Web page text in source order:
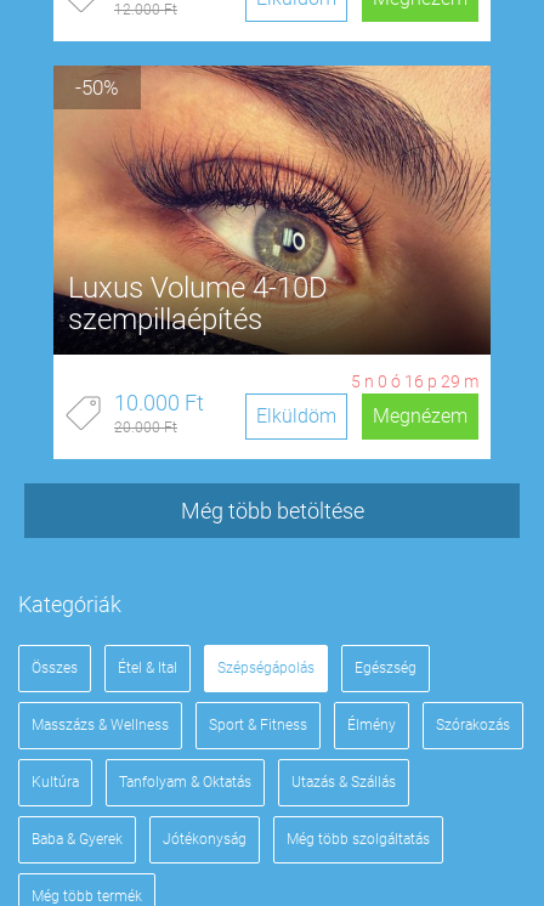
12.000 Ft
-50%
Luxus Volume 4-10D
szempillaépítés
5 n 0 ó 16 p 28 m
10.000 Ft
20.000 Ft Megnézem
Elküldöm
Még több betöltése
Kategóriák
Összes Étel & Ital Szépségápolás Egészség
Masszázs & Wellness Sport & Fitness Élmény Szórakozás
Kultúra Tanfolyam & Oktatás Utazás & Szállás
Baba & Gyerek Jótékonyság Még több szolgáltatás
Még több termék